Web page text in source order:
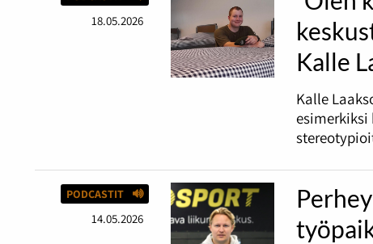
18.05.2026
Kalle
Kalle
PODCASTIT
14.05.2026